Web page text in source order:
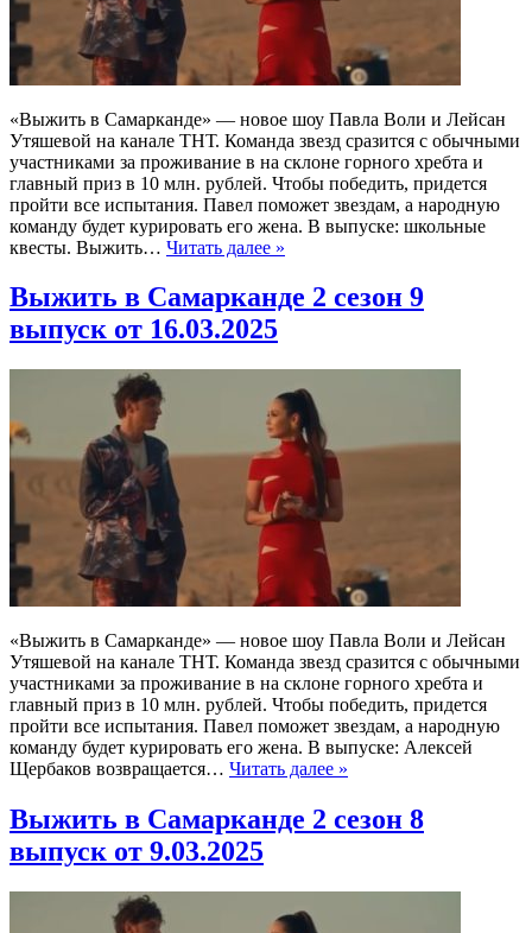
«Выжить в Самарканде» — новое шоу Павла Воли и Лейсан
Утяшевой на канале ТНТ. Команда звезд сразится с обычными
участниками за проживание в на склоне горного хребта и
главный приз в 10 млн. рублей. Чтобы победить, придется
пройти все испытания. Павел поможет звездам, а народную
команду будет курировать его жена. В выпуске: школьные
квесты. Выжить… Читать далее »
Выжить в Самарканде 2 сезон 9
выпуск от 16.03.2025
«Выжить в Самарканде» — новое шоу Павла Воли и Лейсан
Утяшевой на канале ТНТ. Команда звезд сразится с обычными
участниками за проживание в на склоне горного хребта и
главный приз в 10 млн. рублей. Чтобы победить, придется
пройти все испытания. Павел поможет звездам, а народную
команду будет курировать его жена. В выпуске: Алексей
Щербаков возвращается… Читать далее »
Выжить в Самарканде 2 сезон 8
выпуск от 9.03.2025